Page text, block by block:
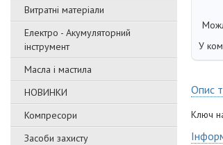
Витратні матеріали
Електро - Акумуляторний
інструмент
Масла і мастила
НОВИНКИ
Компресори
Засоби захисту
У
Опис
Ключ